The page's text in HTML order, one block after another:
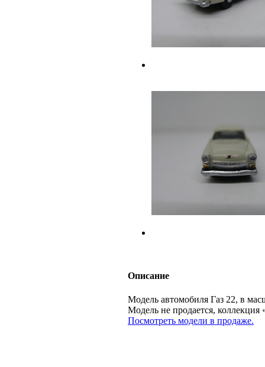
Описание
Модель автомобиля Газ 22, в
Модель не продается,
Посмотреть модели в продаже.